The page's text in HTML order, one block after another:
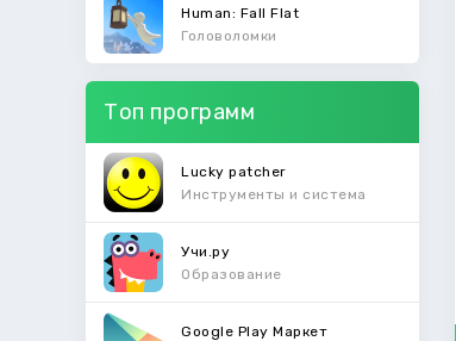
Human: Fall Flat
Головоломки
Топ программ
Lucky patcher
Инструменты и система
Учи.ру
Образование
Google Play Маркет